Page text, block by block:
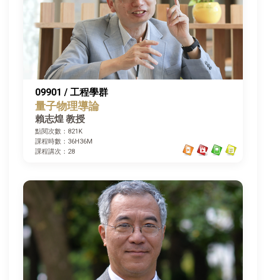
09901 / 工程學群
量子物理導論
賴志煌 教授
點閱次數：821K
課程時數：36H36M
課程講次：28